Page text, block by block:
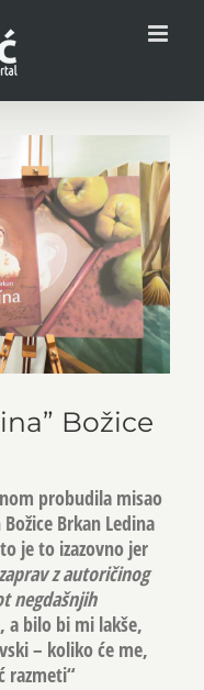
Božice
probudila misao
Brkan Ledina
je to izazovno jer
z autoričinog
negdašnjih
a bilo bi mi lakše,
– koliko će me,
razmeti“